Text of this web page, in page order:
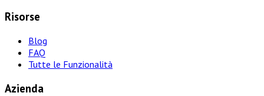
Risorse
Blog
FAQ
Tutte le Funzionalità
Azienda